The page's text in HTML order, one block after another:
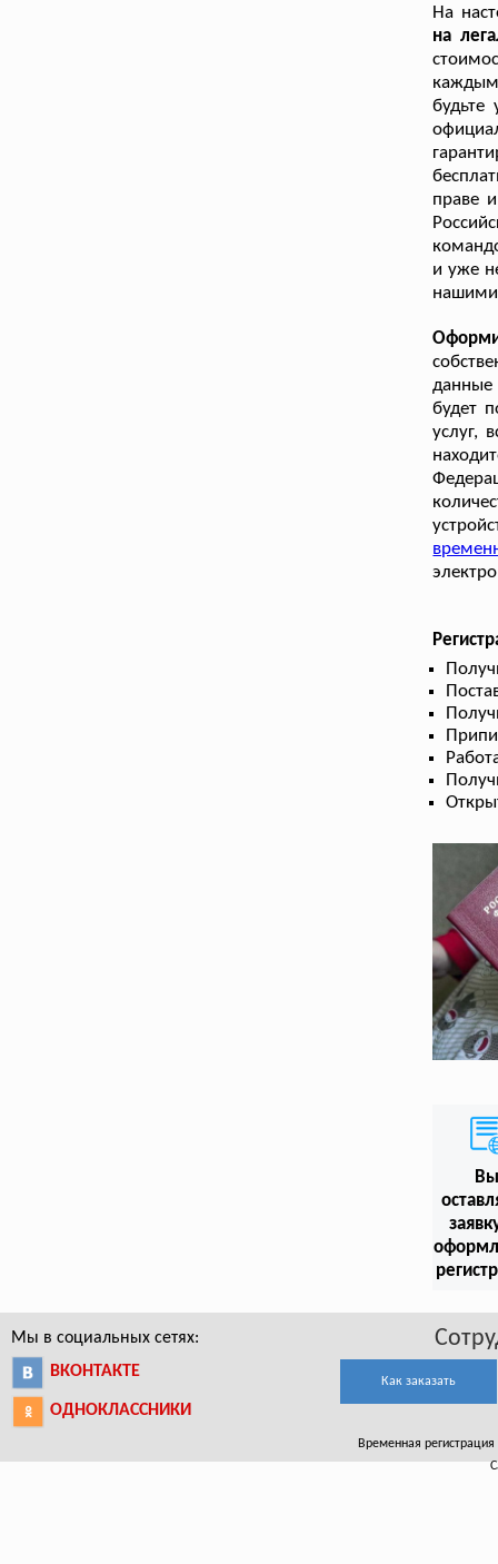
На
на
праве
и уже
нашими
данные
будет
услуг,
Вы
Мы в социальных сетях:
ВКОНТАКТЕ
ОДНОКЛАССНИКИ
Как заказать
Временная